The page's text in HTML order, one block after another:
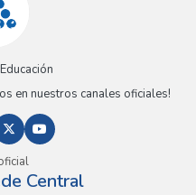
en nuestros canales oficiales!
Central